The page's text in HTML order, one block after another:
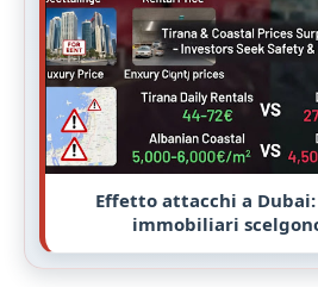
Effetto attacchi a
immobiliari